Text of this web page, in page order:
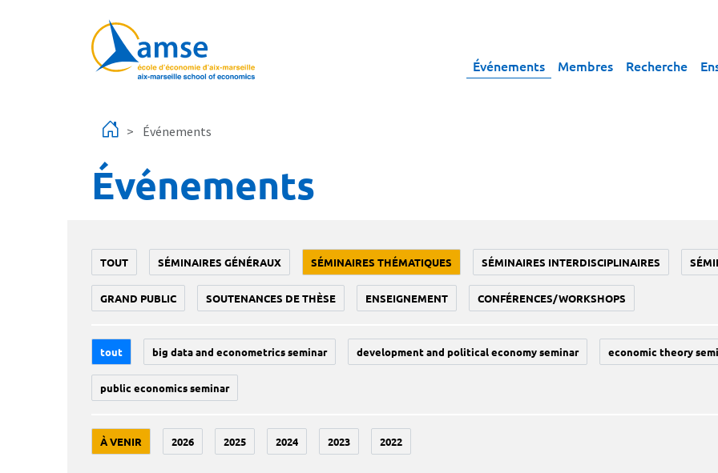
Événements Membres Recherche
Événements
Événements
TOUT SÉMINAIRES GÉNÉRAUX SÉMINAIRES THÉMATIQUES SÉMINAIRES INTERDISCIPLINAIRES
GRAND PUBLIC SOUTENANCES DE THÈSE ENSEIGNEMENT CONFÉRENCES/WORKSHOPS
tout big data and econometrics seminar development and political economy seminar economic theory
public economics seminar
À VENIR 2026 2025 2024 2023 2022